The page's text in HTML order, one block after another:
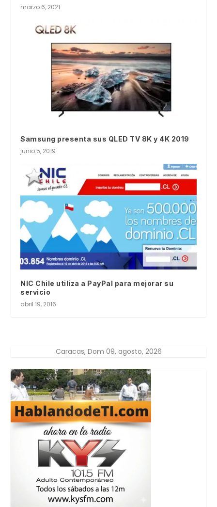
marzo 6, 2021
Samsung presenta sus QLED TV 8K y 4K 2019
junio 5, 2019
NIC Chile utiliza a PayPal para mejorar su
servicio
abril 19, 2016
Caracas, Dom 09, agosto, 2026